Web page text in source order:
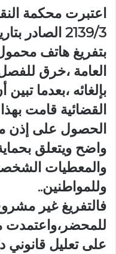
اعتبرت محكمة
بتفريغ هاتف
بإلغائه ،بعدما
القضائية قامت
الحصول على إذن
واضح ويتعلق
والمعطيات
وللمواطنين..
فالتفريغ غير
للمحضر،واعتمدت
على تعليل قانوني